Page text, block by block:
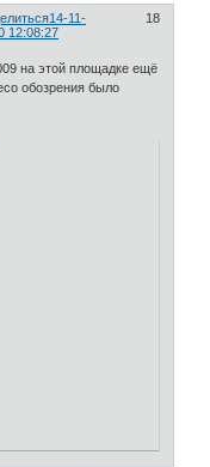
18
14-11-
12:08:27
на этой площадке ещё
обозрения было